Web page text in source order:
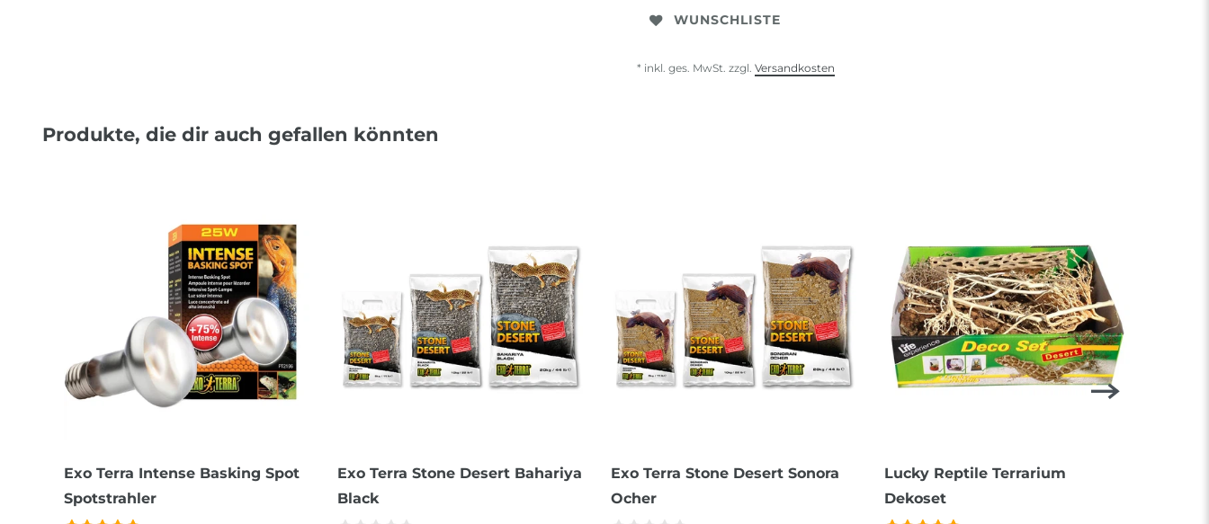
WUNSCHLISTE
* inkl. ges. MwSt. zzgl. Versandkosten
Produkte, die dir auch gefallen könnten
Exo Terra Intense Basking Spot
Spotstrahler
Exo Terra Stone Desert Bahariya
Black
Exo Terra Stone Desert Sonora
Ocher
Lucky Reptile Terrarium
Dekoset